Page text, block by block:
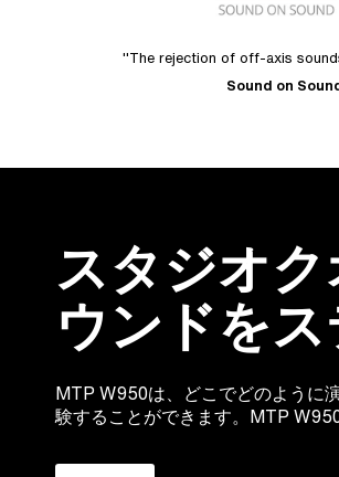
"The rejection of off‑axis
Sound on
スタジオ
ウンドをス
MTP W950は、どこでどのように
験することができます。MTP